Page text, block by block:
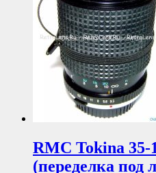
RMC Tokina 35-
(переделка под